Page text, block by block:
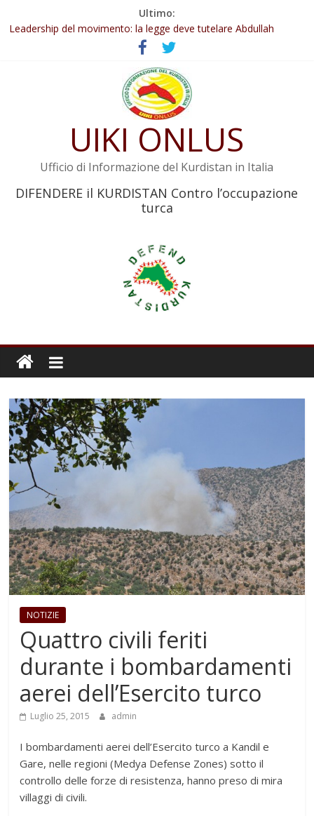
Ultimo:
Abdullah Öcalan: Le legge negativa deve essere trasformata in
legge positiva
Leadership del movimento: la legge deve tutelare Abdullah
Commissione donne del KNK: Şengal è di nuovo sotto minaccia
Non tenere conto della situazione di Rêber Apo ostacolerebbe
Il KNK chiede un’azione internazionale contro i crimini di guerra
UIKI ONLUS
Ufficio di Informazione del Kurdistan in Italia
DIFENDERE il KURDISTAN Contro l’occupazione
turca
NOTIZIE
Quattro civili feriti
durante i bombardamenti
aerei dell’Esercito turco
Luglio 25, 2015 admin
I bombardamenti aerei dell’Esercito turco a Kandil e
Gare, nelle regioni (Medya Defense Zones) sotto il
controllo delle forze di resistenza, hanno preso di mira
villaggi di civili.